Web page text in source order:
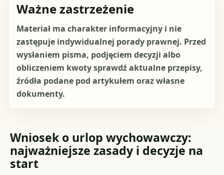
Ważne zastrzeżenie
Materiał ma charakter informacyjny i nie
zastępuje indywidualnej porady prawnej. Przed
wysłaniem pisma, podjęciem decyzji albo
obliczeniem kwoty sprawdź aktualne przepisy,
źródła podane pod artykułem oraz własne
dokumenty.
Wniosek o urlop wychowawczy:
najważniejsze zasady i decyzje na
start